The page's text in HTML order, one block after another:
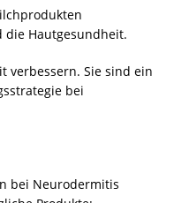
Hautgesundheit.
verbessern. Sie sind ein
bei
bei Neurodermitis